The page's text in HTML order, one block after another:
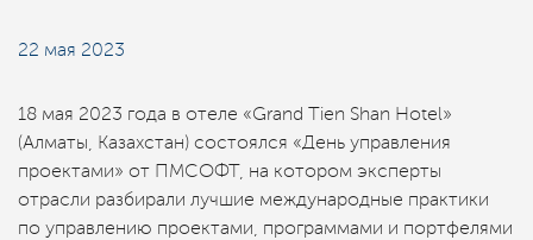
22 мая 2023
18 мая 2023 года в отеле «Grand Tien Shan Hotel»
(Алматы, Казахстан) состоялся «День управления
проектами» от ПМСОФТ, на котором эксперты
отрасли разбирали лучшие международные практики
по управлению проектами, программами и портфелями